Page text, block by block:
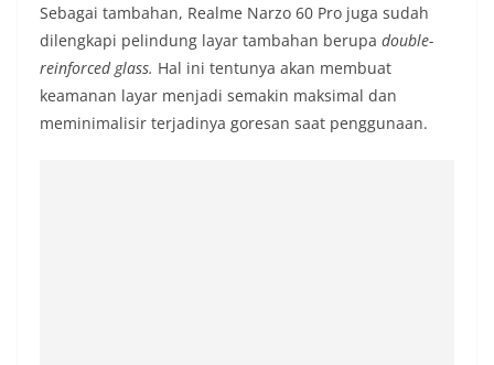
Sebagai tambahan, Realme Narzo 60 Pro juga sudah
dilengkapi pelindung layar tambahan berupa double-
reinforced glass. Hal ini tentunya akan membuat
keamanan layar menjadi semakin maksimal dan
meminimalisir terjadinya goresan saat penggunaan.